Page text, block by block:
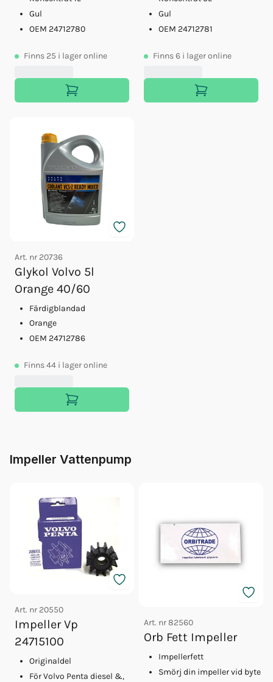
Gul
OEM 24712780
Finns 25 i lager online
Gul
OEM 24712781
Finns6 i lager online
Art. nr 20736
Glykol Volvo 5l
Orange 40/60
Färdigblandad
Orange
OEM 24712786
Finns44 i lager online
Impeller Vattenpump
Art. nr 20550
Impeller Vp
24715100
Originaldel
För Volvo Penta diesel &,
Art. nr82560
Orb Fett Impeller
Impellerfett
Smörj din impeller vid byte